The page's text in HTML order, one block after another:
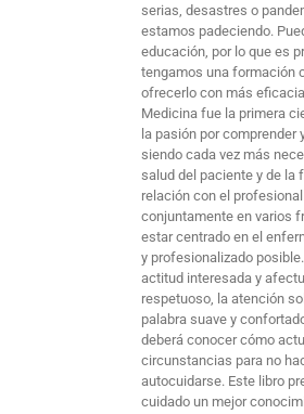
serias, desastres o
estamos padeciendo.
educación, por lo que es
tengamos una formación
ofrecerlo con más
Medicina fue la primera
la pasión por comprender
siendo cada vez más
salud del paciente y de la
relación con el
conjuntamente en varios
estar centrado en el
y profesionalizado
actitud interesada y
respetuoso, la atención
palabra suave y
deberá conocer cómo
circunstancias para no
autocuidarse. Este libro
cuidado un mejor